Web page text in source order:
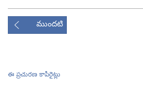
ముందటి
ఈ ప్రచురణ కాపీరైట్లు